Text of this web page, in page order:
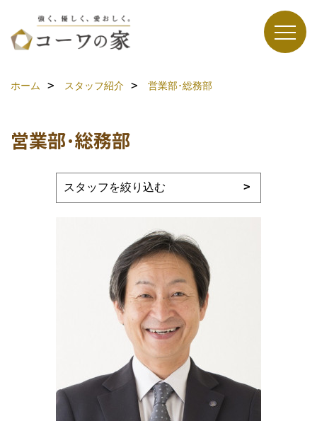
ホーム スタッフ紹介 営業部･総務部
営業部･総務部